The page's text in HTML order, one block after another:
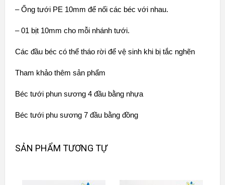
– Ống tưới PE 10mm để nối các béc với nhau.
– 01 bịt 10mm cho mỗi nhánh tưới.
Các đầu béc có thể tháo rời để vệ sinh khi bị tắc nghẽn
Tham khảo thêm sản phẩm
Béc tưới phun sương 4 đầu bằng nhựa
Béc tưới phu sương 7 đầu bằng đồng
SẢN PHẨM TƯƠNG TỰ